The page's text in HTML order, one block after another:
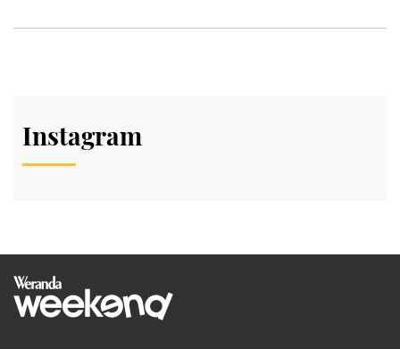
Instagram